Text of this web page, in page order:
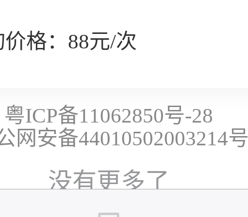
格：88元/次
粤ICP备11062850号-28
网安备44010502003214号
没有更多了